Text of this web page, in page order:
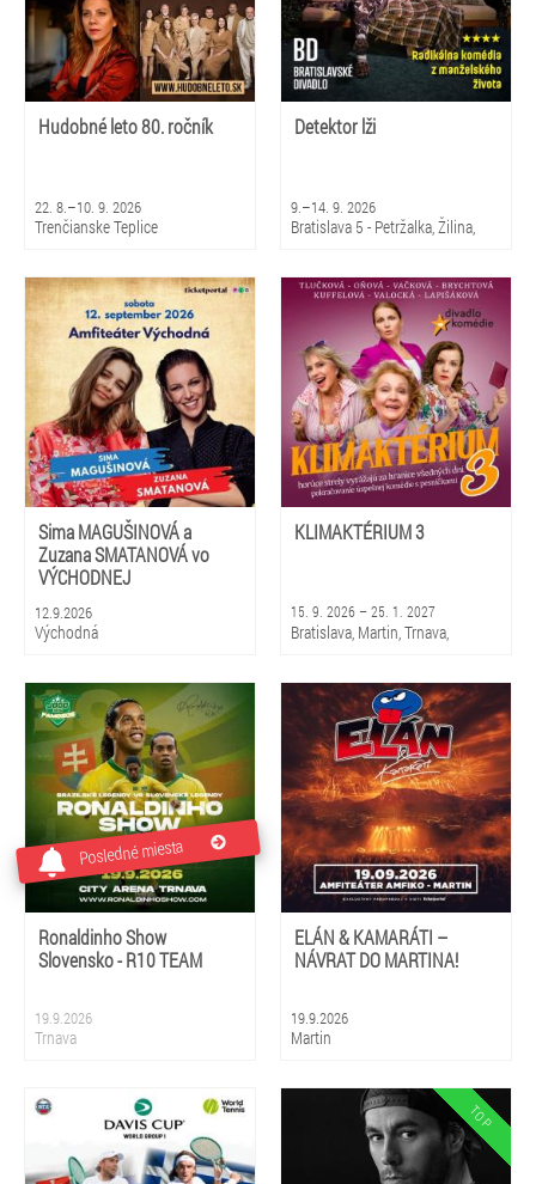
Hudobné leto 80. ročník
22. 8.–10. 9. 2026
Trenčianske Teplice
Detektor lži
9.–14. 9. 2026
Bratislava 5 - Petržalka, Žilina,
Sima MAGUŠINOVÁ a
Zuzana SMATANOVÁ vo
VÝCHODNEJ
12.9.2026
Východná
KLIMAKTÉRIUM 3
15. 9. 2026 – 25. 1. 2027
Bratislava, Martin, Trnava,
Mikuláš, Košice, Prešov, Banská
Bystrica, Žilina
Posledné miesta
Ronaldinho Show
Slovensko - R10 TEAM
19.9.2026
Trnava
ELÁN & KAMARÁTI –
NÁVRAT DO MARTINA!
19.9.2026
Martin